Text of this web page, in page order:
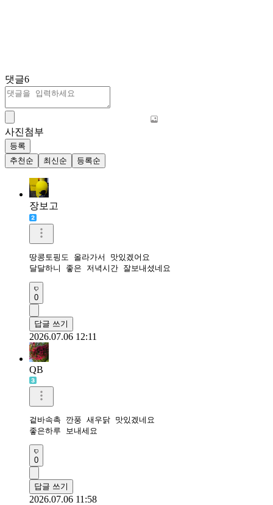
댓글6
사진첨부
등록
추천순
최신순 등록순
장보고
땅콩토핑도 올라가서 맛있겠어요
달달하니 좋은 저녁시간 잘보내셨네요
0
답글 쓰기
2026.07.06 12:11
QB
겉바속촉 깐풍 새우닭 맛있겠네요
좋은하루 보내세요
0
답글 쓰기
2026.07.06 11:58